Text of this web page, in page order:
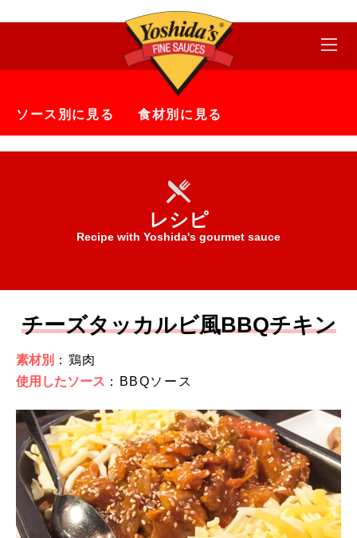
ソース別に見る 食材別に見る
レシピ
Recipe with Yoshida's gourmet sauce
チーズタッカルビ風BBQチキン
素材別 ：鶏肉
使用したソース ：BBQソース